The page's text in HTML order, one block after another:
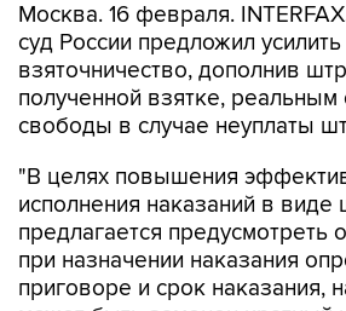
Москва. 16 февраля.
суд России предложил
взяточничество, дополнив
полученной взятке,
свободы в случае неуплаты
"В целях повышения
исполнения наказаний в виде
предлагается предусмотреть
при назначении наказания
приговоре и срок наказания,